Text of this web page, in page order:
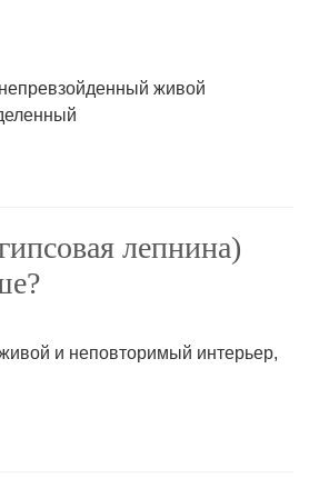
живой
лепнина)
и неповторимый интерьер,